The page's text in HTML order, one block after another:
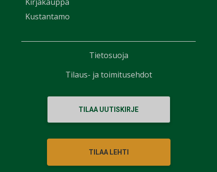
Kirjakauppa
Kustantamo
TILAA UUTISKIRJE
TILAA LEHTI
Tietosuoja
Tilaus- ja toimitusehdot